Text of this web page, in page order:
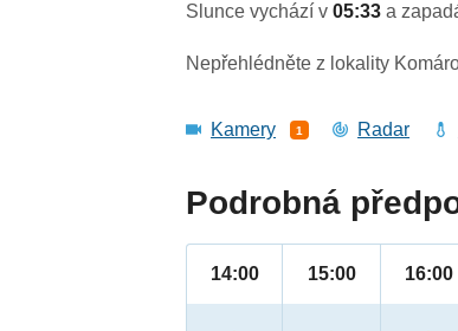
Slunce vychází v05:33a
Nepřehlédněte z lokality
Kamery 1 Radar
Podrobná
14:00 15:00 16:00